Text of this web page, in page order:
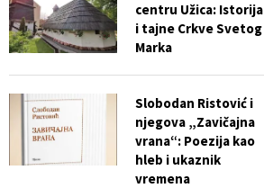
centru Užica: Istorija
i tajne Crkve Svetog
Marka
Slobodan Ristović i
njegova „Zavičajna
vrana“: Poezija kao
hleb i ukaznik
vremena